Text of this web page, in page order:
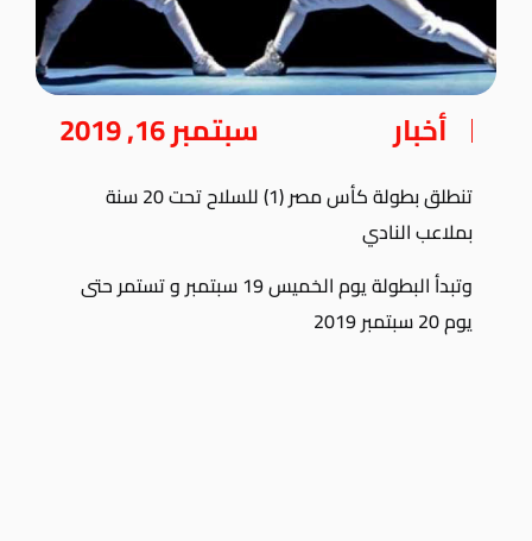
أخبار سبتمبر 16, 2019
تنطلق بطولة كأس مصر (1) للسلاح تحت 20 سنة
بملاعب النادي
وتبدأ البطولة يوم الخميس 19 سبتمبر و تستمر حتى
يوم 20 سبتمبر 2019